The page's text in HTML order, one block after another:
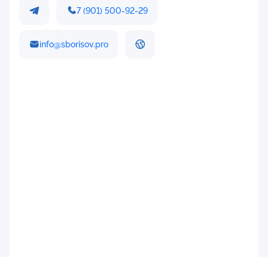
7 (901) 500-92-29
info@sborisov.pro